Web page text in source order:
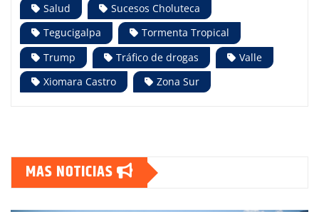
Salud
Sucesos Choluteca
Tegucigalpa
Tormenta Tropical
Trump
Tráfico de drogas
Valle
Xiomara Castro
Zona Sur
MAS NOTICIAS